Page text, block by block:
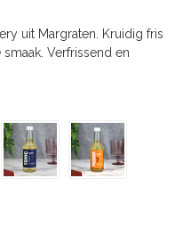
uit Margraten. Kruidig fris
Verfrissend en